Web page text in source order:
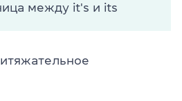
между it's и its